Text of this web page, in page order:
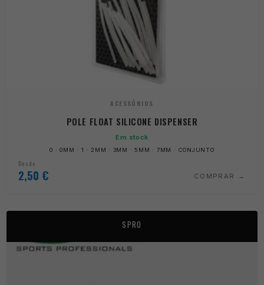
ACESSÓRIOS
POLE FLOAT SILICONE DISPENSER
Em stock
0 · 0MM · 1 · 2MM · 3MM · 5MM · 7MM · CONJUNTO
Desde
2,50 € COMPRAR
SPRO